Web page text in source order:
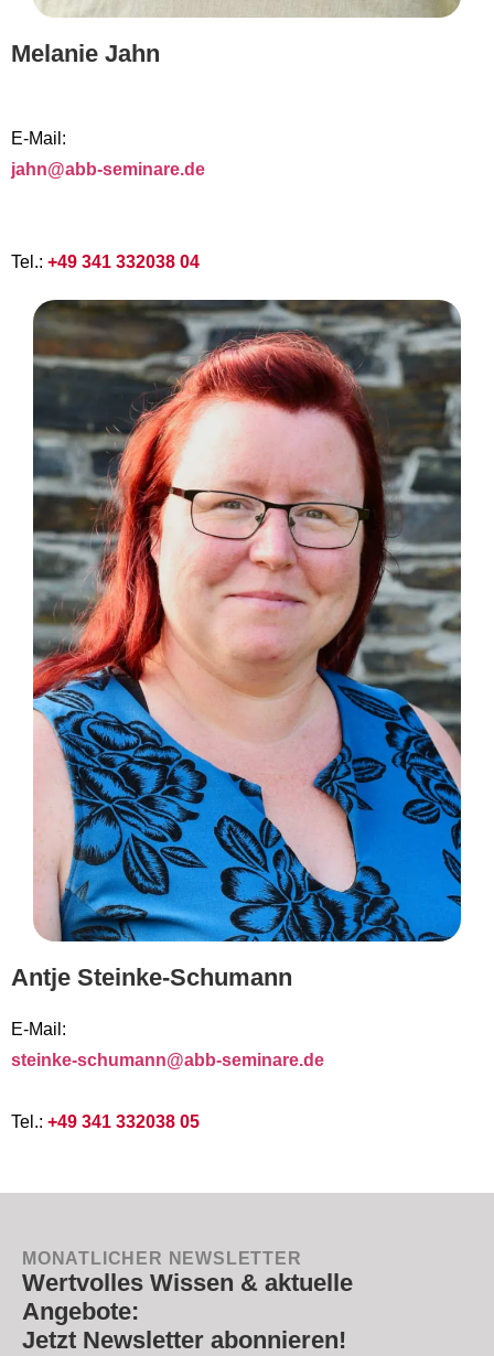
Antje Steinke-Schumann
E-Mail:
steinke-schumann@abb-seminare.de
Tel.: +49 341 332038 05
Melanie Jahn
E-Mail:
jahn@abb-seminare.de
Tel.: +49 341 332038 04
MONATLICHER NEWSLETTER
Wertvolles Wissen & aktuelle
Angebote:
Jetzt Newsletter abonnieren!